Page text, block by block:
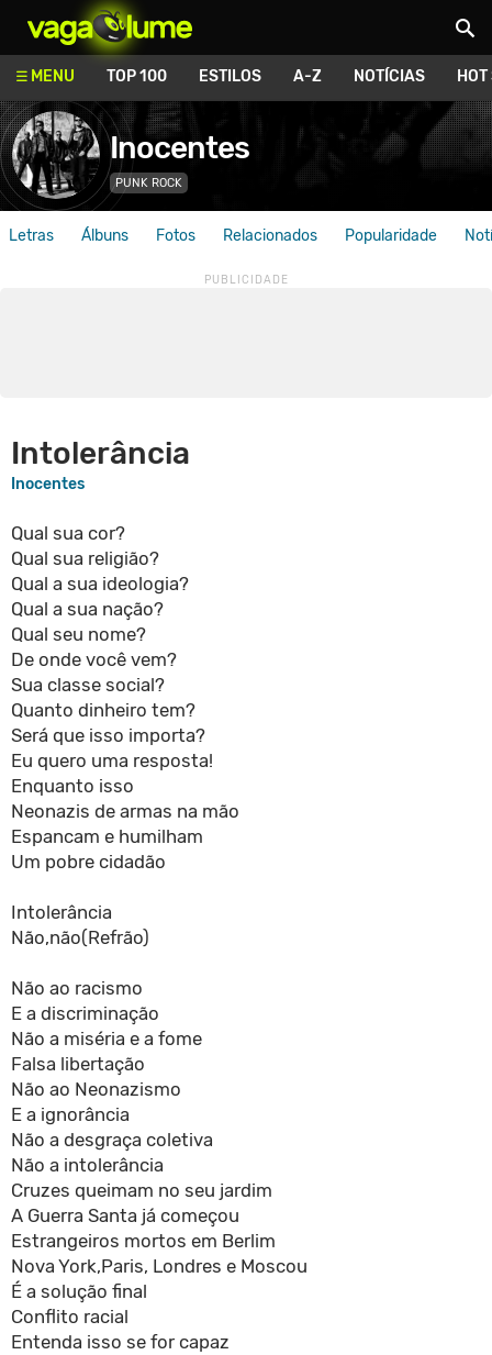
MENU TOP 100 ESTILOS A-Z NOTÍCIAS
Inocentes
PUNK ROCK
Letras Álbuns Fotos Relacionados Popularidade
Intolerância
Inocentes
Qual sua cor?
Qual sua religião?
Qual a sua ideologia?
Qual a sua nação?
Qual seu nome?
De onde você vem?
Sua classe social?
Quanto dinheiro tem?
Será que isso importa?
Eu quero uma resposta!
Enquanto isso
Neonazis de armas na mão
Espancam e humilham
Um pobre cidadão
Intolerância
Não,não(Refrão)
Não ao racismo
E a discriminação
Não a miséria e a fome
Falsa libertação
Não ao Neonazismo
E a ignorância
Não a desgraça coletiva
Não a intolerância
Cruzes queimam no seu jardim
A Guerra Santa já começou
Estrangeiros mortos em Berlim
Nova York,Paris, Londres e Moscou
É a solução final
Conflito racial
Entenda isso se for capaz